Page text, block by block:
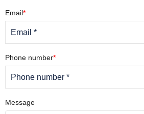
Email*
Phone number*
Message